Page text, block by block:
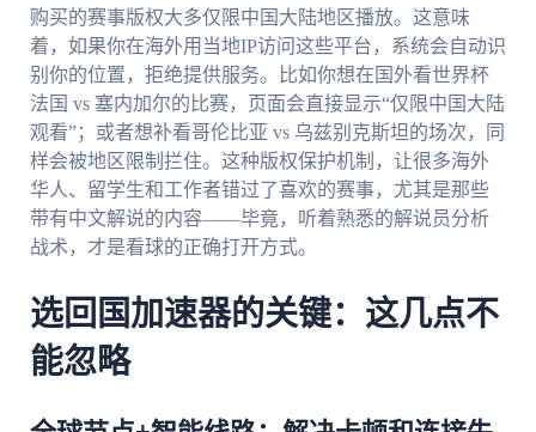
购买的赛事版权大多仅限中国大陆地区播放。这意味
着，如果你在海外用当地IP访问这些平台，系统会自动识
别你的位置，拒绝提供服务。比如你想在国外看世界杯
法国 vs 塞内加尔的比赛，页面会直接显示“仅限中国大陆
观看”；或者想补看哥伦比亚 vs 乌兹别克斯坦的场次，同
样会被地区限制拦住。这种版权保护机制，让很多海外
华人、留学生和工作者错过了喜欢的赛事，尤其是那些
带有中文解说的内容——毕竟，听着熟悉的解说员分析
战术，才是看球的正确打开方式。
选回国加速器的关键：这几点不
能忽略